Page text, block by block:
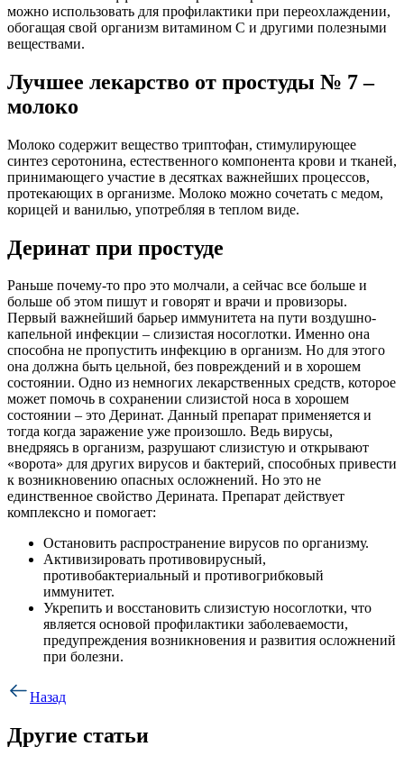
можно использовать для профилактики при переохлаждении,
обогащая свой организм витамином С и другими полезными
веществами.
Лучшее лекарство от простуды № 7 –
молоко
Молоко содержит вещество триптофан, стимулирующее
синтез серотонина, естественного компонента крови и тканей,
принимающего участие в десятках важнейших процессов,
протекающих в организме. Молоко можно сочетать с медом,
корицей и ванилью, употребляя в теплом виде.
Деринат при простуде
Раньше почему-то про это молчали, а сейчас все больше и
больше об этом пишут и говорят и врачи и провизоры.
Первый важнейший барьер иммунитета на пути воздушно-
капельной инфекции – слизистая носоглотки. Именно она
способна не пропустить инфекцию в организм. Но для этого
она должна быть цельной, без повреждений и в хорошем
состоянии. Одно из немногих лекарственных средств, которое
может помочь в сохранении слизистой носа в хорошем
состоянии – это Деринат. Данный препарат применяется и
тогда когда заражение уже произошло. Ведь вирусы,
внедряясь в организм, разрушают слизистую и открывают
«ворота» для других вирусов и бактерий, способных привести
к возникновению опасных осложнений. Но это не
единственное свойство Дерината. Препарат действует
комплексно и помогает:
Остановить распространение вирусов по организму.
Активизировать противовирусный,
противобактериальный и противогрибковый
иммунитет.
Укрепить и восстановить слизистую носоглотки, что
является основой профилактики заболеваемости,
предупреждения возникновения и развития осложнений
при болезни.
Назад
Другие статьи